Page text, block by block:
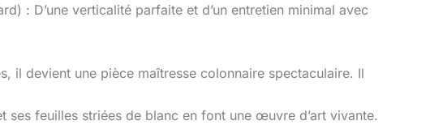
: D’une verticalité parfaite et d’un entretien minimal avec
il devient une pièce maîtresse colonnaire spectaculaire. Il
feuilles striées de blanc en font une œuvre d’art vivante.